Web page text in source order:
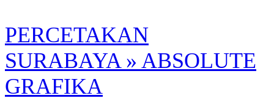
Skip
to
content
PERCETAKAN
SURABAYA » ABSOLUTE
GRAFIKA